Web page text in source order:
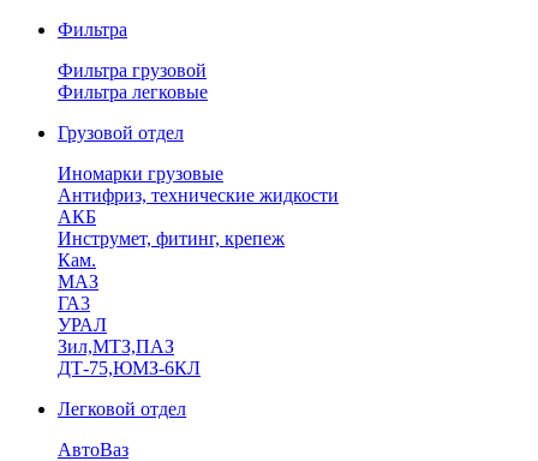
Фильтра
Фильтра грузовой
Фильтра легковые
Грузовой отдел
Иномарки грузовые
Антифриз, технические жидкости
АКБ
Инструмет, фитинг, крепеж
Кам.
МАЗ
ГА3
УРАЛ
Зил,МТЗ,ПАЗ
ДТ-75,ЮМЗ-6КЛ
Легковой отдел
АвтоВаз